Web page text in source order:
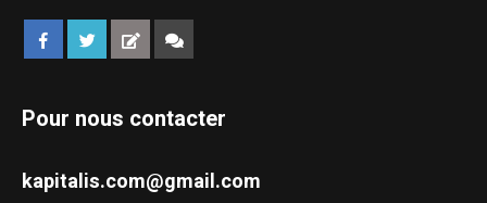
Pour nous contacter
kapitalis.com@gmail.com